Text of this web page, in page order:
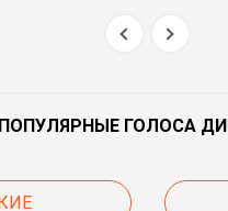
ПОПУЛЯРНЫЕ ГОЛОСА